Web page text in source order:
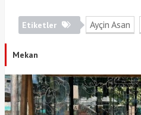
Etiketler Ayçin Asan
Mekan